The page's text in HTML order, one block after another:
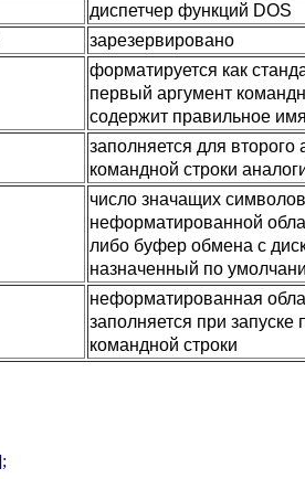
диспетчер функций DOS
зарезервировано
форматируется как
первый аргумент
содержит правильное
заполняется для второго
командной строки
число значащих
неформатированной
либо буфер обмена с
назначенный по
неформатированная
заполняется при
командной строки